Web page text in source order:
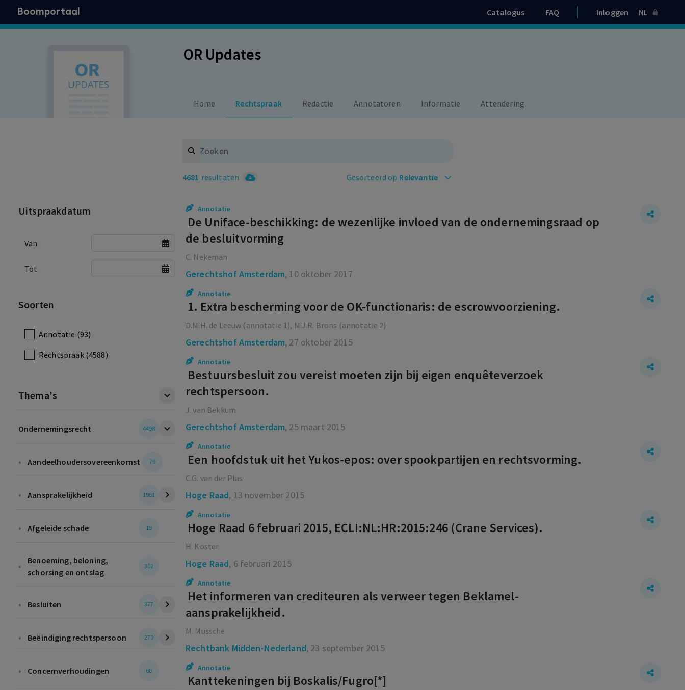
Boomportaal Catalogus FAQ Inloggen NL
OR Updates
Home Rechtspraak Redactie Annotatoren Informatie Attendering
Search
4681 resultaten Gesorteerd op Relevantie
Uitspraakdatum
Van
Tot
Soorten
Annotatie (93)
Rechtspraak (4588)
Thema's
Ondernemingsrecht 4498
• Aandeelhoudersovereenkomst 79
• Aansprakelijkheid 1961
• Afgeleide schade 19
•
Benoeming, beloning,
schorsing en ontslag
302
• Besluiten 377
• Beëindiging rechtspersoon 270
• Concernverhoudingen 60
Annotatie
De Uniface-beschikking: de wezenlijke invloed van de ondernemingsraad op
de besluitvorming
C. Nekeman
Gerechtshof Amsterdam, 10 oktober 2017
Annotatie
1. Extra bescherming voor de OK-functionaris: de escrowvoorziening.
D.M.H. de Leeuw (annotatie 1), M.J.R. Brons (annotatie 2)
Gerechtshof Amsterdam, 27 oktober 2015
Annotatie
Bestuursbesluit zou vereist moeten zijn bij eigen enquêteverzoek
rechtspersoon.
J. van Bekkum
Gerechtshof Amsterdam, 25 maart 2015
Annotatie
Een hoofdstuk uit het Yukos-epos: over spookpartijen en rechtsvorming.
C.G. van der Plas
Hoge Raad, 13 november 2015
Annotatie
Hoge Raad 6 februari 2015, ECLI:NL:HR:2015:246 (Crane Services).
H. Koster
Hoge Raad, 6 februari 2015
Annotatie
Het informeren van crediteuren als verweer tegen Beklamel-
aansprakelijkheid.
M. Mussche
Rechtbank Midden-Nederland, 23 september 2015
Annotatie
Kanttekeningen bij Boskalis/Fugro[*]